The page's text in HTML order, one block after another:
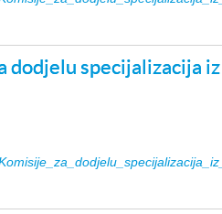
dodjelu specijalizacija